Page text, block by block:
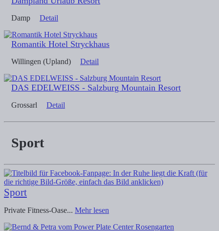
Damp Detail
Romantik Hotel Stryckhaus
Willingen (Upland) Detail
DAS EDELWEISS - Salzburg Mountain Resort
Grossarl Detail
Sport
Sport
Private Fitness-Oase... Mehr lesen